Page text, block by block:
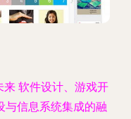
来 软件设计、游戏开
与信息系统集成的融